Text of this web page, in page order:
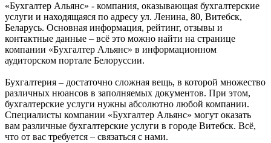
«Бухгалтер Альянс» - компания, оказывающая бухгалтерские
услуги и находящаяся по адресу ул. Ленина, 80, Витебск,
Беларусь. Основная информация, рейтинг, отзывы и
контактные данные – всё это можно найти на странице
компании «Бухгалтер Альянс» в информационном
аудиторском портале Белоруссии.
Бухгалтерия – достаточно сложная вещь, в которой множество
различных нюансов в заполняемых документов. При этом,
бухгалтерские услуги нужны абсолютно любой компании.
Специалисты компании «Бухгалтер Альянс» могут оказать
вам различные бухгалтерские услуги в городе Витебск. Всё,
что от вас требуется – связаться с нами.